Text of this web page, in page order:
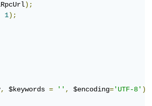
);
1);
, $keywords = '' , $encoding='UTF-8' )